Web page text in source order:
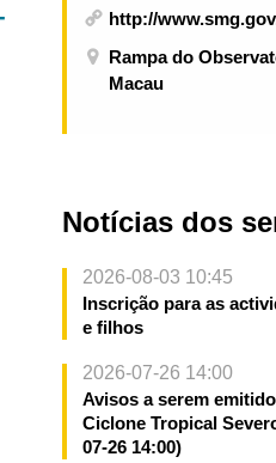
http://
Rampa do
Macau
Notícias dos
2026-08-03 10:45
Inscrição para as
e filhos
2026-07-26 14:00
Avisos a serem
Ciclone Tropical
07-26 14:00)